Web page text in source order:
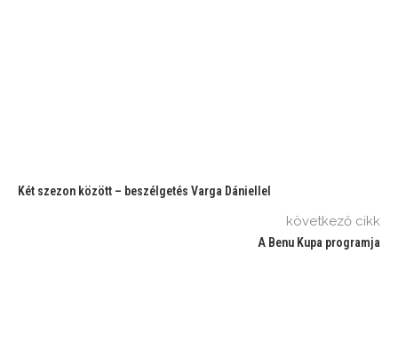
Két szezon között – beszélgetés Varga Dániellel
következő cikk
A Benu Kupa programja